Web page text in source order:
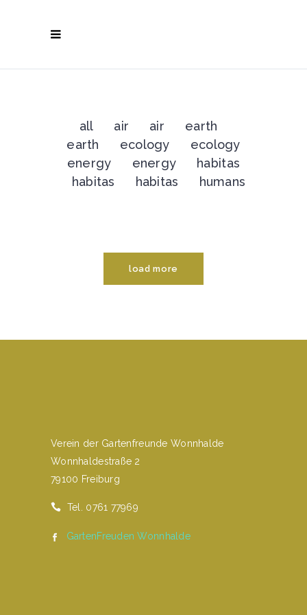
all air air
earth
earth
ecology
ecology
energy
energy
habitas
habitas
habitas humans
load more
Verein der Gartenfreunde Wonnhalde
Wonnhaldestraße 2
79100 Freiburg
Tel. 0761 77969
GartenFreuden Wonnhalde